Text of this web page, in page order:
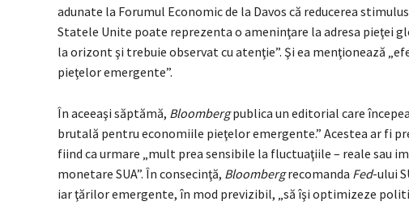
adunate la Forumul Economic de la Davos că reducerea
Statele Unite poate reprezenta o ameninţare la adresa pieţei
la orizont şi trebuie observat cu atenţie”. Şi ea menţionează
pieţelor emergente”.
În aceeaşi săptămă, Bloombergpublica un editorial care
brutală pentru economiile pieţelor emergente.” Acestea ar fi
fiind ca urmare „mult prea sensibile la fluctuaţiile – reale sau
monetare SUA”. În consecinţă, Bloombergrecomanda Fed-ului
iar ţărilor emergente, în mod previzibil, „să îşi optimizeze